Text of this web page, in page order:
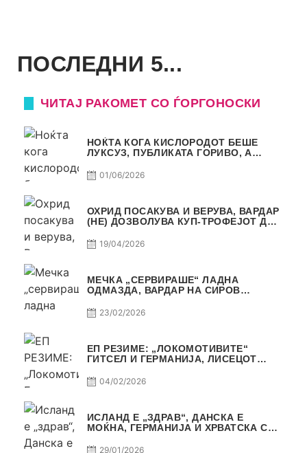
ПОСЛЕДНИ 5...
ЧИТАЈ РАКОМЕТ СО ЃОРГОНОСКИ
НОЌТА КОГА КИСЛОРОДОТ БЕШЕ
ЛУКСУЗ, ПУБЛИКАТА ГОРИВО, А
01/06/2026
ОХРИД ПОСАКУВА И ВЕРУВА, ВАРДАР
(НЕ) ДОЗВОЛУВА КУП-ТРОФЕЈОТ ДА
19/04/2026
МЕЧКА „СЕРВИРАШЕ“ ЛАДНА
ОДМАЗДА, ВАРДАР НА СИРОВ
АВТОКОМАНДА
23/02/2026
ЕП РЕЗИМЕ: „ЛОКОМОТИВИТЕ“
ГИТСЕЛ И ГЕРМАНИЈА, ЛИСЕЦОТ
04/02/2026
ИСЛАНД Е „ЗДРАВ“, ДАНСКА Е
МОЌНА, ГЕРМАНИЈА И ХРВАТСКА СЕ
29/01/2026